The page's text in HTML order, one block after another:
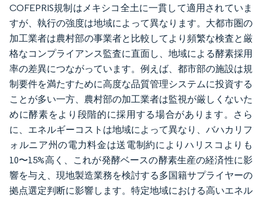
COFEPRIS規制はメキシコ全土に一貫して適用されていま
すが、執行の強度は地域によって異なります。大都市圏の
加工業者は農村部の事業者と比較してより頻繁な検査と厳
格なコンプライアンス監査に直面し、地域による酵素採用
率の差異につながっています。例えば、都市部の施設は規
制要件を満たすために高度な品質管理システムに投資する
ことが多い一方、農村部の加工業者は監視が厳しくないた
めに酵素をより段階的に採用する場合があります。さら
に、エネルギーコストは地域によって異なり、バハカリフ
ォルニア州の電力料金は送電制約によりハリスコよりも
10〜15%高く、これが発酵ベースの酵素生産の経済性に影
響を与え、現地製造業務を検討する多国籍サプライヤーの
拠点選定判断に影響します。特定地域における高いエネル